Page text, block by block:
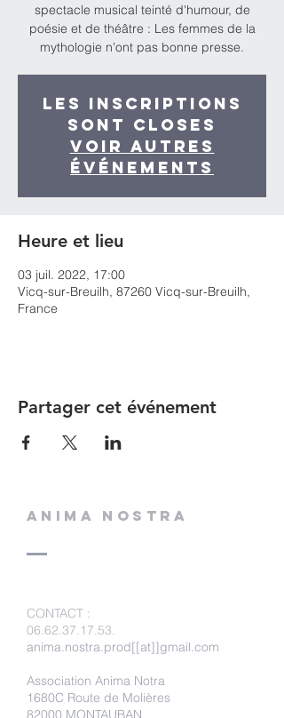
spectacle musical teinté d'humour, de
poésie et de théâtre : Les femmes de la
mythologie n'ont pas bonne presse.
Les inscriptions
sont closes
Voir autres
événements
Heure et lieu
03 juil. 2022, 17:00
Vicq-sur-Breuilh, 87260 Vicq-sur-Breuilh,
France
Partager cet événement
ANIMA NOSTRA
CONTACT :
06.62.37.17.53.
anima.nostra.prod[[at]]gmail.com
Association Anima Notra
1680C Route de Molières
82000 MONTAUBAN